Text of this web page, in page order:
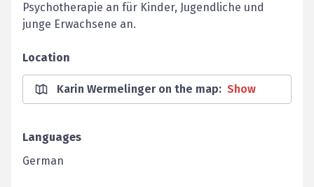
Psychotherapie an für Kinder, Jugendliche und
junge Erwachsene an.
Location
Karin Wermelinger on the map: Show
Languages
German